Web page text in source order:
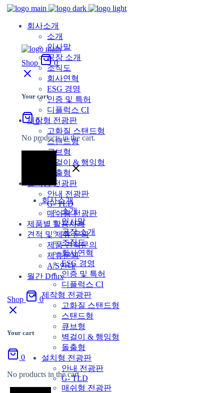
회사소개
소개
인사말
공장 소개
조직도
회사연혁
ESG 경영
인증 및 특허
디플럭스 CI
제작형 전광판
고화질 스탠드형
스탠드형
큐브형
벽걸이 & 행잉형
돌출형
설치형 전광판
안내 전광판
G- TLD
매쉬형 전광판
제품별 활용사례
견적 및 제휴 문의
제품 견적문의
제휴문의
A/S안내
월간 Dflux
Shop 0
Your cart
0
No products in the cart.
Shop 0
Your cart
0
No products in the cart.
회사소개
소개
인사말
공장 소개
조직도
회사연혁
ESG 경영
인증 및 특허
디플럭스 CI
제작형 전광판
고화질 스탠드형
스탠드형
큐브형
벽걸이 & 행잉형
돌출형
설치형 전광판
안내 전광판
G- TLD
매쉬형 전광판